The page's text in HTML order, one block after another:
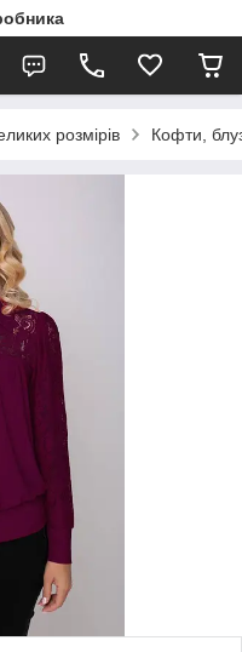
розмірів Кофти,